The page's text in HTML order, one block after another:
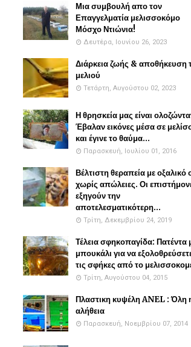
Μια συμβουλή απο τον
Επαγγελματία μελισσοκόμο
Μόσχο Ντιώνια!
Δευτέρα, Ιουνίου 26, 2023
Διάρκεια ζωής & αποθήκευση
μελιού
Τετάρτη, Αυγούστου 02, 2023
Η θρησκεία μας είναι
Έβαλαν εικόνες μέσα σε
και έγινε το θαύμα...
Παρασκευή, Ιουλίου 01, 2016
Βέλτιστη θεραπεία με οξαλικό
χωρίς απώλειες. Οι
εξηγούν την
αποτελεσματικότερη...
Τρίτη, Δεκεμβρίου 24, 2019
Τέλεια σφηκοπαγίδα: Πατέντα
μπουκάλι για να
τις σφήκες από το
Τρίτη, Αυγούστου 04, 2015
Πλαστικη κυψέλη ANEL : Όλη
αλήθεια
Παρασκευή, Νοεμβρίου 07, 2014